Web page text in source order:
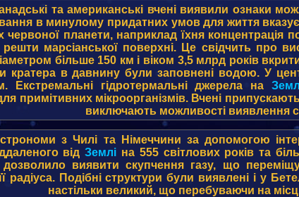
та американські вчені виявили ознаки
в минулому придатних умов для життя
червоної планети, наприклад їхня концентрація
марсіанської поверхні. Це свідчить про
більше 150 км і віком 3,5 млрд років
кратера в давнину були заповнені водою. У
Екстремальні гідротермальні джерела на
примітивних мікроорганізмів. Вчені
виключають можливості виявлення
з Чилі та Німеччини за допомогою
відЗемлі на 555 світлових років та
виявити скупчення газу, що
радіуса. Подібні структури були виявлені і у
настільки великий, що перебуваючи на